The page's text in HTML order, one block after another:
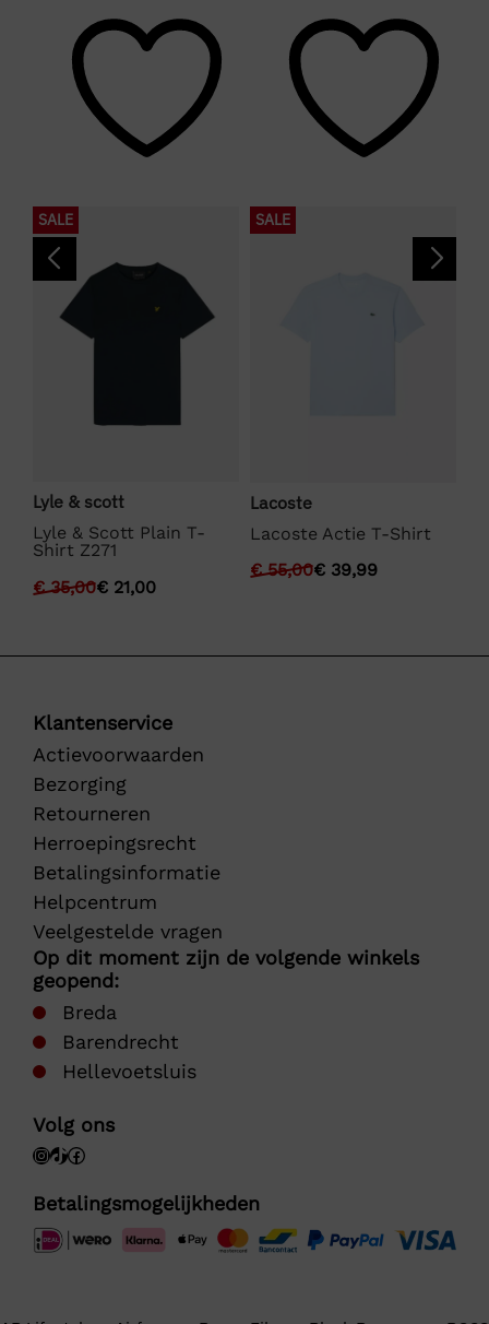
SALE
Lyle & scott
Lyle & Scott Plain T-
Shirt Z271
€35,00€ 21,00
SALE
Lacoste
Lacoste Actie T-Shirt
€55,00€ 39,99
Klantenservice
Actievoorwaarden
Bezorging
Retourneren
Herroepingsrecht
Betalingsinformatie
Helpcentrum
Veelgestelde vragen
Op dit moment zijn de volgende winkels
geopend:
Breda
Barendrecht
Hellevoetsluis
Volg ons
Betalingsmogelijkheden